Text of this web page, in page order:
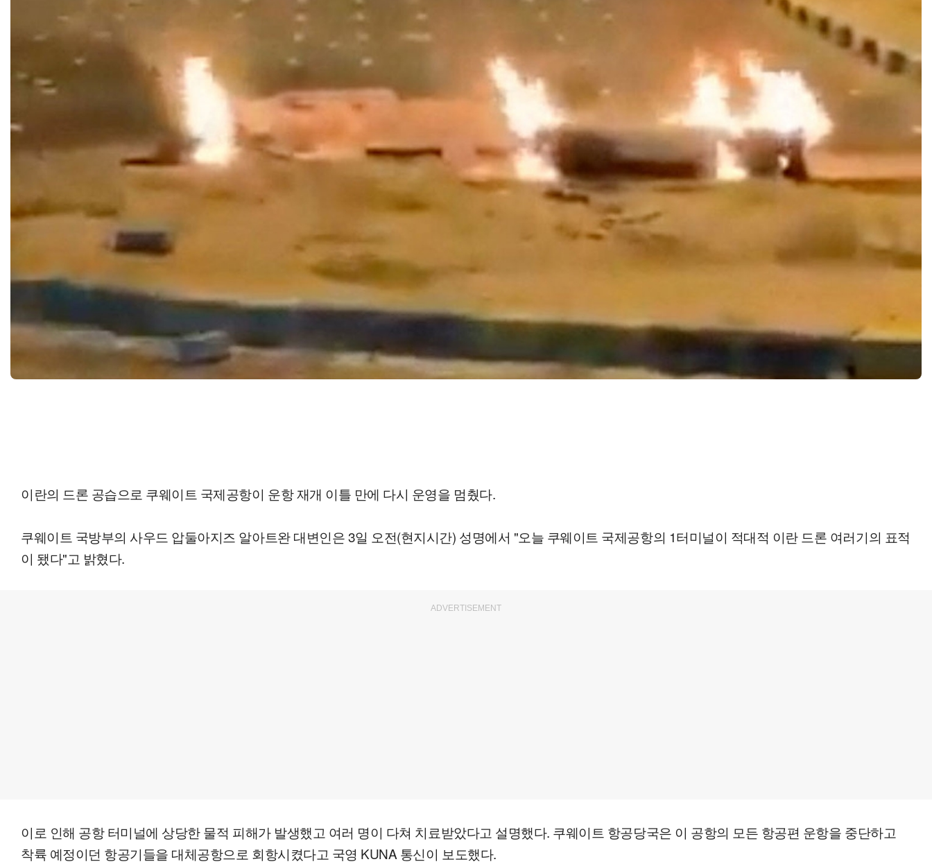
이란의 드론 공습으로 쿠웨이트 국제공항이 운항 재개 이틀 만에 다시 운영을 멈췄다.
쿠웨이트 국방부의 사우드 압둘아지즈 알아트완 대변인은 3일 오전(현지시간) 성명에서 "오늘 쿠웨이트 국제공항의 1터미널이 적대적 이란 드론 여러기의 표적
이 됐다"고 밝혔다.
ADVERTISEMENT
이로 인해 공항 터미널에 상당한 물적 피해가 발생했고 여러 명이 다쳐 치료받았다고 설명했다. 쿠웨이트 항공당국은 이 공항의 모든 항공편 운항을 중단하고
착륙 예정이던 항공기들을 대체공항으로 회항시켰다고 국영 KUNA 통신이 보도했다.